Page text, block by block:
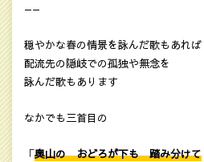
——
穏やかな春の情景を詠んだ歌もあれば
配流先の隠岐での孤独や無念を
詠んだ歌もあります
なかでも三首目の
「奥山の おどろが下も 踏み分けて